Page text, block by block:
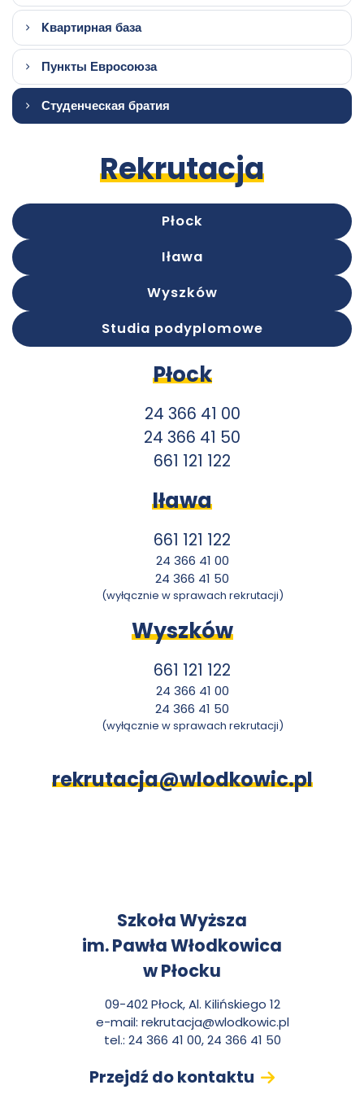
Kвартирная база
Пункты Евросоюза
Студенческая братия
Rekrutacja
Płock
Iława
Wyszków
Studia podyplomowe
Płock
24 366 41 00
24 366 41 50
661 121 122
Iława
661 121 122
24 366 41 00
24 366 41 50
(wyłącznie w sprawach rekrutacji)
Wyszków
661 121 122
24 366 41 00
24 366 41 50
(wyłącznie w sprawach rekrutacji)
rekrutacja@wlodkowic.pl
Szkoła Wyższa
im. Pawła Włodkowica
w Płocku
09-402 Płock, Al. Kilińskiego 12
e-mail: rekrutacja@wlodkowic.pl
tel.: 24 366 41 00, 24 366 41 50
Przejdź do kontaktu